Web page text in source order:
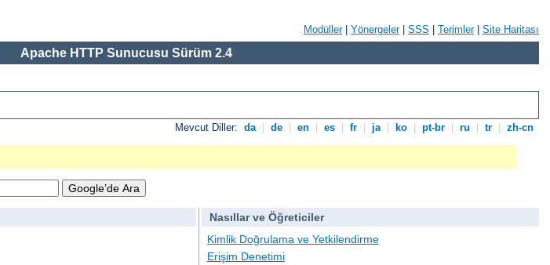
Modüller| Yönergeler| SSS Terimler| Site Haritası
Apache HTTP Sunucusu Sürüm 2.4
Mevcut Diller: da de en es fr ja ko pt-br ru tr zh-cn
Nasıllar ve Öğreticiler
Kimlik Doğrulama ve Yetkilendirme
Erişim Denetimi